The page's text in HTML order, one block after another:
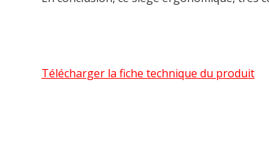
Télécharger la fiche technique du produit